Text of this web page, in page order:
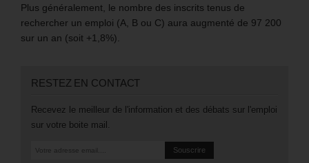
Plus généralement, le nombre des inscrits tenus de
rechercher un emploi (A, B ou C) aura augmenté de 97 200
sur un an (soit +1,8%).
RESTEZ EN CONTACT
Recevez le meilleur de l'information et des débats sur l'emploi
sur votre boite mail.